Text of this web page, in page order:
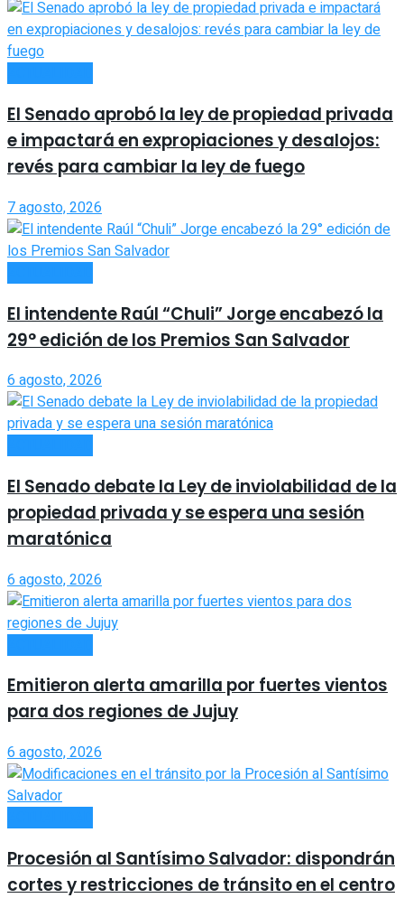
El Senado aprobó la ley de propiedad privada
e impactará en expropiaciones y desalojos:
revés para cambiar la ley de fuego
7 agosto, 2026
El intendente Raúl “Chuli” Jorge encabezó la
29° edición de los Premios San Salvador
6 agosto, 2026
El Senado debate la Ley de inviolabilidad de la
propiedad privada y se espera una sesión
maratónica
6 agosto, 2026
Emitieron alerta amarilla por fuertes vientos
para dos regiones de Jujuy
6 agosto, 2026
Procesión al Santísimo Salvador: dispondrán
cortes y restricciones de tránsito en el centro